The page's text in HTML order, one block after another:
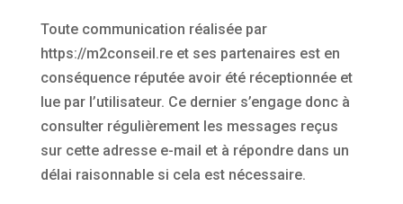
Toute communication réalisée par
https://m2conseil.re et ses partenaires est en
conséquence réputée avoir été réceptionnée et
lue par l’utilisateur. Ce dernier s’engage donc à
consulter régulièrement les messages reçus
sur cette adresse e-mail et à répondre dans un
délai raisonnable si cela est nécessaire.